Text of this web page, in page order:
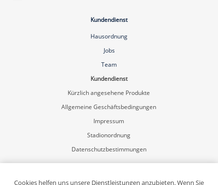
Kundendienst
Hausordnung
Jobs
Team
Kundendienst
Kürzlich angesehene Produkte
Allgemeine Geschäftsbedingungen
Impressum
Stadionordnung
Datenschutzbestimmungen
Mein Konto
Registrierung
Cookies helfen uns unsere Dienstleistungen anzubieten. Wenn Sie